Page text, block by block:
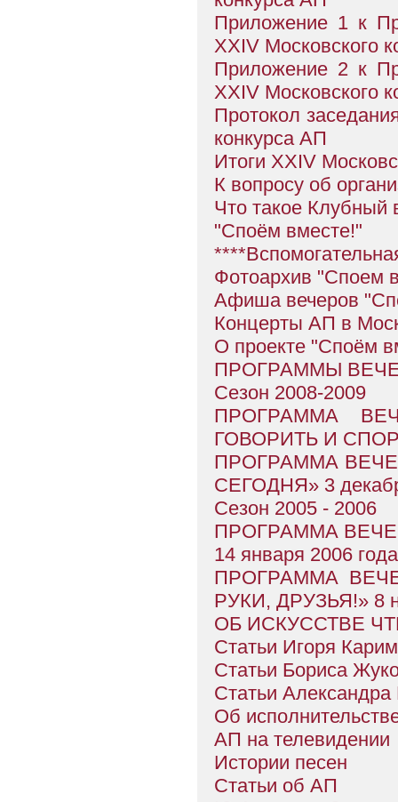
Приложение 1 к
XXIV Московского
Приложение 2 к
XXIV Московского
Протокол
конкурса АП
Итоги XXIV
К вопросу об
Что такое Клубный
"Споём вместе!"
Фотоархив "Споем
Афиша вечеров
Концерты АП в
О проекте "Споём
ПРОГРАММЫ
Сезон 2008-2009
ПРОГРАММА
ГОВОРИТЬ И
ПРОГРАММА
СЕГОДНЯ» 3
Сезон 2005 - 2006
ПРОГРАММА
14 января 2006 года
ПРОГРАММА
РУКИ, ДРУЗЬЯ!» 8
ОБ ИСКУССТВЕ
Статьи Игоря
Статьи Бориса
Статьи Александра
Об
АП на телевидении
Истории песен
Статьи об АП